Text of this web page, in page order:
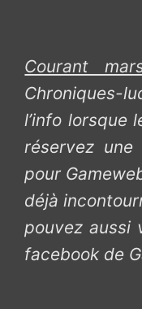
Courant
Chroniques-
l’info lorsque
réservez
pour
déjà
pouvez aussi
facebook de